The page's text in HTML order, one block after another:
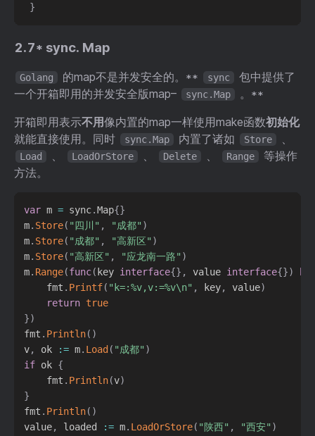
}
2.7* sync. Map
Golang 的map不是并发安全的。** sync
包中提供了
一个开箱即用的并发安全版map–
sync.Map
。**
开箱即用表示不用像内置的map一样使用make函数初始化
就能直接使用。同时
sync.Map 内置了诸如 Store
Load LoadOrStore Delete Range
等操作
方法。
var m = sync.Map{}
m. Store( "四川" , "成都" )
m. Store( "成都" , "高新区" )
m. Store( "高新区" , "应龙南一路" )
m. Range(func( key interface{} , value interface{})
    fmt
. Printf( "k=:%v,v:=%v\n" , key, value)
return true
})
fmt . Println( )
v, ok := m. Load ( "成都" )
if ok {
    fmt
. Println(v)
}
fmt . Println( )
value, loaded := m. LoadOrStore( "陕西" , "西安" )